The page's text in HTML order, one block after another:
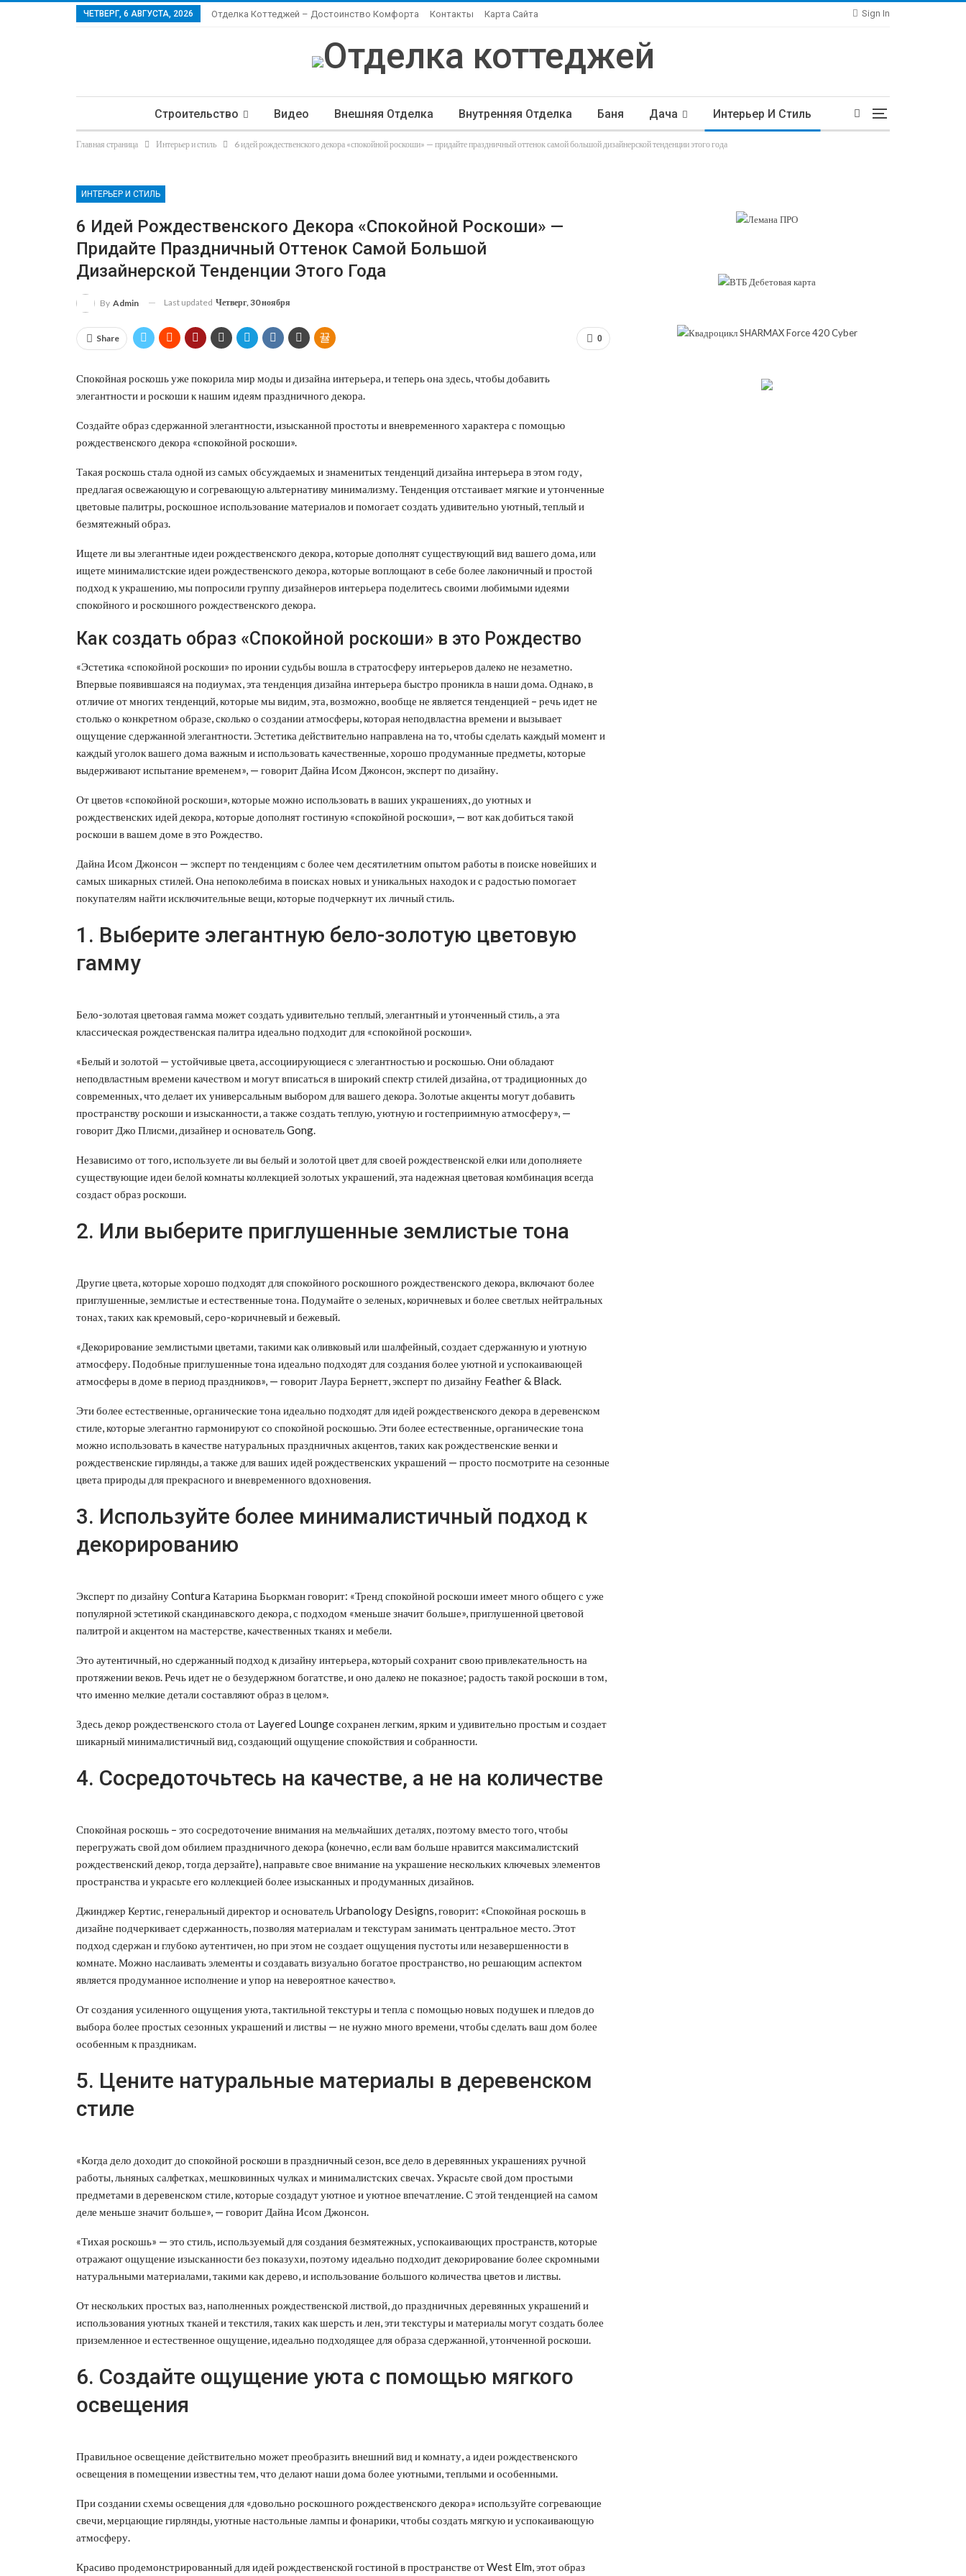
Sign In
ЧЕТВЕРГ, 6 АВГУСТА, 2026 Отделка Коттеджей – Достоинство Комфорта Контакты Карта Сайта
Строительство Видео Внешняя Отделка Внутренняя Отделка Баня Дача Интерьер И Стиль
Ландшафтный Дизайн Элитная Отделка Другие Статьи
Главная страница Интерьер и стиль 6 идей рождественского декора «спокойной роскоши» — придайте праздничный оттенок самой большой дизайнерской тенденции этого года
ИНТЕРЬЕР И СТИЛЬ
6 Идей Рождественского Декора «спокойной Роскоши» —
Придайте Праздничный Оттенок Самой Большой
Дизайнерской Тенденции Этого Года
By Admin Last updated Четверг, 30 ноября
0
Share
Спокойная роскошь уже покорила мир моды и дизайна интерьера, и теперь она здесь, чтобы добавить
элегантности и роскоши к нашим идеям праздничного декора.
Создайте образ сдержанной элегантности, изысканной простоты и вневременного характера с помощью
рождественского декора «спокойной роскоши».
Такая роскошь стала одной из самых обсуждаемых и знаменитых тенденций дизайна интерьера в этом году,
предлагая освежающую и согревающую альтернативу минимализму. Тенденция отстаивает мягкие и утонченные
цветовые палитры, роскошное использование материалов и помогает создать удивительно уютный, теплый и
безмятежный образ.
Ищете ли вы элегантные идеи рождественского декора, которые дополнят существующий вид вашего дома, или
ищете минималистские идеи рождественского декора, которые воплощают в себе более лаконичный и простой
подход к украшению, мы попросили группу дизайнеров интерьера поделитесь своими любимыми идеями
спокойного и роскошного рождественского декора.
Как создать образ «Спокойной роскоши» в это Рождество
«Эстетика «спокойной роскоши» по иронии судьбы вошла в стратосферу интерьеров далеко не незаметно.
Впервые появившаяся на подиумах, эта тенденция дизайна интерьера быстро проникла в наши дома. Однако, в
отличие от многих тенденций, которые мы видим, эта, возможно, вообще не является тенденцией – речь идет не
столько о конкретном образе, сколько о создании атмосферы, которая неподвластна времени и вызывает
ощущение сдержанной элегантности. Эстетика действительно направлена ​​на то, чтобы сделать каждый момент и
каждый уголок вашего дома важным и использовать качественные, хорошо продуманные предметы, которые
выдерживают испытание временем», — говорит Дайна Исом Джонсон, эксперт по дизайну.
От цветов «спокойной роскоши», которые можно использовать в ваших украшениях, до уютных и
рождественских идей декора, которые дополнят гостиную «спокойной роскоши», — вот как добиться такой
роскоши в вашем доме в это Рождество.
Дайна Исом Джонсон — эксперт по тенденциям с более чем десятилетним опытом работы в поиске новейших и
самых шикарных стилей. Она непоколебима в поисках новых и уникальных находок и с радостью помогает
покупателям найти исключительные вещи, которые подчеркнут их личный стиль.
1. Выберите элегантную бело-золотую цветовую
гамму
Бело-золотая цветовая гамма может создать удивительно теплый, элегантный и утонченный стиль, а эта
классическая рождественская палитра идеально подходит для «спокойной роскоши».
«Белый и золотой — устойчивые цвета, ассоциирующиеся с элегантностью и роскошью. Они обладают
неподвластным времени качеством и могут вписаться в широкий спектр стилей дизайна, от традиционных до
современных, что делает их универсальным выбором для вашего декора. Золотые акценты могут добавить
пространству роскоши и изысканности, а также создать теплую, уютную и гостеприимную атмосферу», —
говорит Джо Плисми, дизайнер и основатель Gong.
Независимо от того, используете ли вы белый и золотой цвет для своей рождественской елки или дополняете
существующие идеи белой комнаты коллекцией золотых украшений, эта надежная цветовая комбинация всегда
создаст образ роскоши.
2. Или выберите приглушенные землистые тона
Другие цвета, которые хорошо подходят для спокойного роскошного рождественского декора, включают более
приглушенные, землистые и естественные тона. Подумайте о зеленых, коричневых и более светлых нейтральных
тонах, таких как кремовый, серо-коричневый и бежевый.
«Декорирование землистыми цветами, такими как оливковый или шалфейный, создает сдержанную и уютную
атмосферу. Подобные приглушенные тона идеально подходят для создания более уютной и успокаивающей
атмосферы в доме в период праздников», — говорит Лаура Бернетт, эксперт по дизайну Feather & Black.
Эти более естественные, органические тона идеально подходят для идей рождественского декора в деревенском
стиле, которые элегантно гармонируют со спокойной роскошью. Эти более естественные, органические тона
можно использовать в качестве натуральных праздничных акцентов, таких как рождественские венки и
рождественские гирлянды, а также для ваших идей рождественских украшений — просто посмотрите на сезонные
цвета природы для прекрасного и вневременного вдохновения.
3. Используйте более минималистичный подход к
декорированию
Эксперт по дизайну Contura Катарина Бьоркман говорит: «Тренд спокойной роскоши имеет много общего с уже
популярной эстетикой скандинавского декора, с подходом «меньше значит больше», приглушенной цветовой
палитрой и акцентом на мастерстве, качественных тканях и мебели.
Это аутентичный, но сдержанный подход к дизайну интерьера, который сохранит свою привлекательность на
протяжении веков. Речь идет не о безудержном богатстве, и оно далеко не показное; радость такой роскоши в том,
что именно мелкие детали составляют образ в целом».
Здесь декор рождественского стола от Layered Lounge сохранен легким, ярким и удивительно простым и создает
шикарный минималистичный вид, создающий ощущение спокойствия и собранности.
4. Сосредоточьтесь на качестве, а не на количестве
Спокойная роскошь – это сосредоточение внимания на мельчайших деталях, поэтому вместо того, чтобы
перегружать свой дом обилием праздничного декора (конечно, если вам больше нравится максималистский
рождественский декор, тогда дерзайте), направьте свое внимание на украшение нескольких ключевых элементов
пространства и украсьте его коллекцией более изысканных и продуманных дизайнов.
Джинджер Кертис, генеральный директор и основатель Urbanology Designs, говорит: «Спокойная роскошь в
дизайне подчеркивает сдержанность, позволяя материалам и текстурам занимать центральное место. Этот
подход сдержан и глубоко аутентичен, но при этом не создает ощущения пустоты или незавершенности в
комнате. Можно наслаивать элементы и создавать визуально богатое пространство, но решающим аспектом
является продуманное исполнение и упор на невероятное качество».
От создания усиленного ощущения уюта, тактильной текстуры и тепла с помощью новых подушек и пледов до
выбора более простых сезонных украшений и листвы — не нужно много времени, чтобы сделать ваш дом более
особенным к праздникам.
5. Цените натуральные материалы в деревенском
стиле
«Когда дело доходит до спокойной роскоши в праздничный сезон, все дело в деревянных украшениях ручной
работы, льняных салфетках, мешковинных чулках и минималистских свечах. Украсьте свой дом простыми
предметами в деревенском стиле, которые создадут уютное и уютное впечатление. С этой тенденцией на самом
деле меньше значит больше», — говорит Дайна Исом Джонсон.
«Тихая роскошь» — это стиль, используемый для создания безмятежных, успокаивающих пространств, которые
отражают ощущение изысканности без показухи, поэтому идеально подходит декорирование более скромными
натуральными материалами, такими как дерево, и использование большого количества цветов и листвы.
От нескольких простых ваз, наполненных рождественской листвой, до праздничных деревянных украшений и
использования уютных тканей и текстиля, таких как шерсть и лен, эти текстуры и материалы могут создать более
приземленное и естественное ощущение, идеально подходящее для образа сдержанной, утонченной роскоши.
6. Создайте ощущение уюта с помощью мягкого
освещения
Правильное освещение действительно может преобразить внешний вид и комнату, а идеи рождественского
освещения в помещении известны тем, что делают наши дома более уютными, теплыми и особенными.
При создании схемы освещения для «довольно роскошного рождественского декора» используйте согревающие
свечи, мерцающие гирлянды, уютные настольные лампы и фонарики, чтобы создать мягкую и успокаивающую
атмосферу.
Красиво продемонстрированный для идей рождественской гостиной в пространстве от West Elm, этот образ